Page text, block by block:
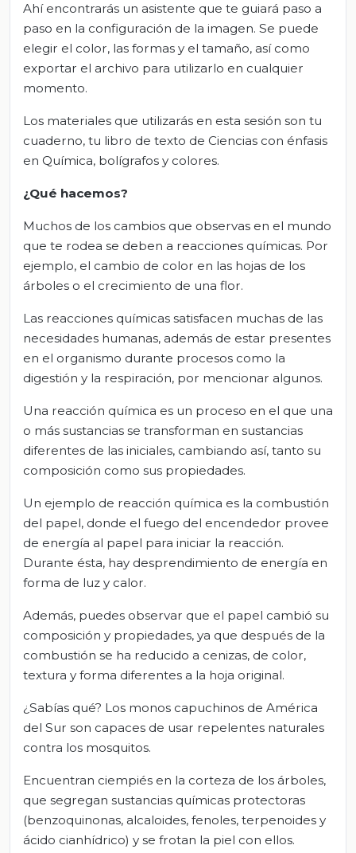
Ahí encontrarás un asistente que te guiará paso a
paso en la configuración de la imagen. Se puede
elegir el color, las formas y el tamaño, así como
exportar el archivo para utilizarlo en cualquier
momento.
Los materiales que utilizarás en esta sesión son tu
cuaderno, tu libro de texto de Ciencias con énfasis
en Química, bolígrafos y colores.
¿Qué hacemos?
Muchos de los cambios que observas en el mundo
que te rodea se deben a reacciones químicas. Por
ejemplo, el cambio de color en las hojas de los
árboles o el crecimiento de una flor.
Las reacciones químicas satisfacen muchas de las
necesidades humanas, además de estar presentes
en el organismo durante procesos como la
digestión y la respiración, por mencionar algunos.
Una reacción química es un proceso en el que una
o más sustancias se transforman en sustancias
diferentes de las iniciales, cambiando así, tanto su
composición como sus propiedades.
Un ejemplo de reacción química es la combustión
del papel, donde el fuego del encendedor provee
de energía al papel para iniciar la reacción.
Durante ésta, hay desprendimiento de energía en
forma de luz y calor.
Además, puedes observar que el papel cambió su
composición y propiedades, ya que después de la
combustión se ha reducido a cenizas, de color,
textura y forma diferentes a la hoja original.
¿Sabías qué? Los monos capuchinos de América
del Sur son capaces de usar repelentes naturales
contra los mosquitos.
Encuentran ciempiés en la corteza de los árboles,
que segregan sustancias químicas protectoras
(benzoquinonas, alcaloides, fenoles, terpenoides y
ácido cianhídrico) y se frotan la piel con ellos.